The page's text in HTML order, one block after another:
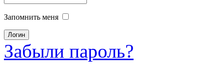
Запомнить меня
Забыли пароль?